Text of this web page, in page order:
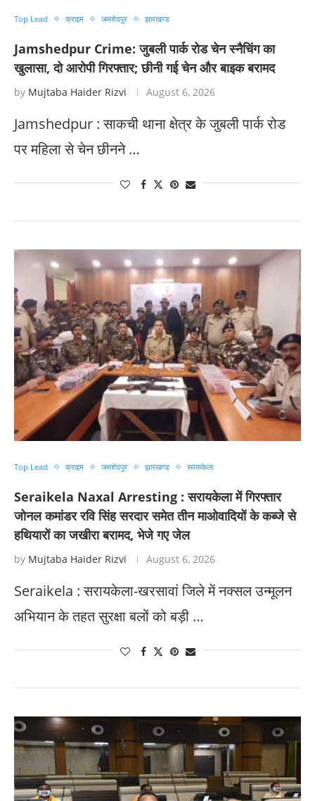
Top Lead क्राइम जमशेदपुर झारखण्ड
Jamshedpur Crime: जुबली पार्क रोड चेन स्नैचिंग का
खुलासा, दो आरोपी गिरफ्तार; छीनी गई चेन और बाइक बरामद
by Mujtaba Haider Rizvi August 6, 2026
Jamshedpur : साकची थाना क्षेत्र के जुबली पार्क रोड
पर महिला से चेन छीनने …
Top Lead क्राइम जमशेदपुर झारखण्ड सरायकेला
Seraikela Naxal Arresting : सरायकेला में गिरफ्तार
जोनल कमांडर रवि सिंह सरदार समेत तीन माओवादियों के कब्जे से
हथियारों का जखीरा बरामद, भेजे गए जेल
by Mujtaba Haider Rizvi August 6, 2026
Seraikela : सरायकेला-खरसावां जिले में नक्सल उन्मूलन
अभियान के तहत सुरक्षा बलों को बड़ी …